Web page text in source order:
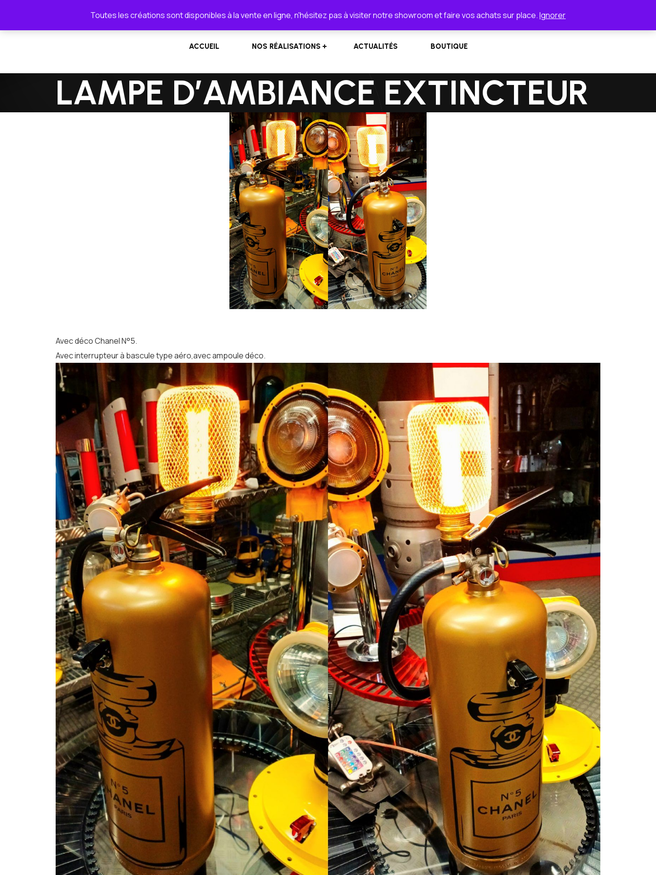
Toutes les créations sont disponibles à la vente en ligne, n'hésitez pas à visiter notre showroom et faire vos achats sur place.Ignorer
lionel.cordeiro55@orange.fr
ACCUEIL NOS RÉALISATIONS ACTUALITÉS BOUTIQUE
LAMPE D’AMBIANCE EXTINCTEUR
Avec déco Chanel N°5.
Avec interrupteur à bascule type aéro,avec ampoule déco.